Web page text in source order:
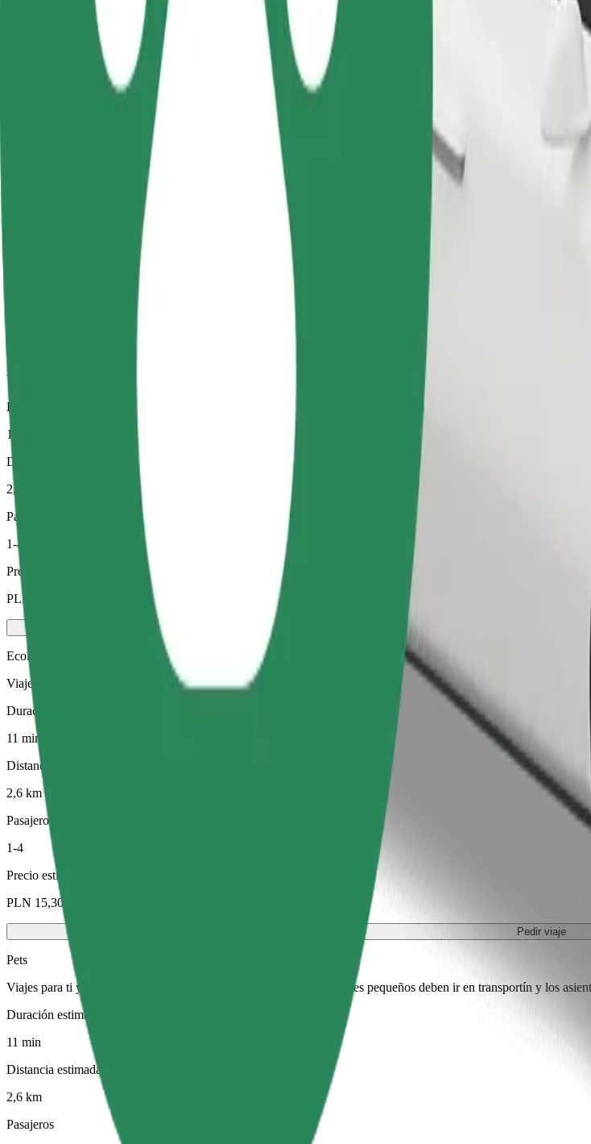
Comodidad y confort a un botón de distancia
Viajes fiables en coches estándar de tamaño medio.
Viajes en coches con más espacio para equipaje y para estirar las piernas
Duración estimada del viaje
11 min
Distancia estimada
2,6 km
Pasajeros
1-4
Precio estimado
PLN 17,00
Ecológico
Viajes eficientes en vehículos híbridos y eléctricos
Duración estimada del viaje
11 min
Distancia estimada
2,6 km
Pasajeros
1-4
Precio estimado
PLN 15,30
Pedir viaje
Pets
Viajes para ti y tu mascota. Los perros deben llevar bozal, los animales pequeños deben ir en transportín y los
Duración estimada del viaje
11 min
Distancia estimada
2,6 km
Pasajeros